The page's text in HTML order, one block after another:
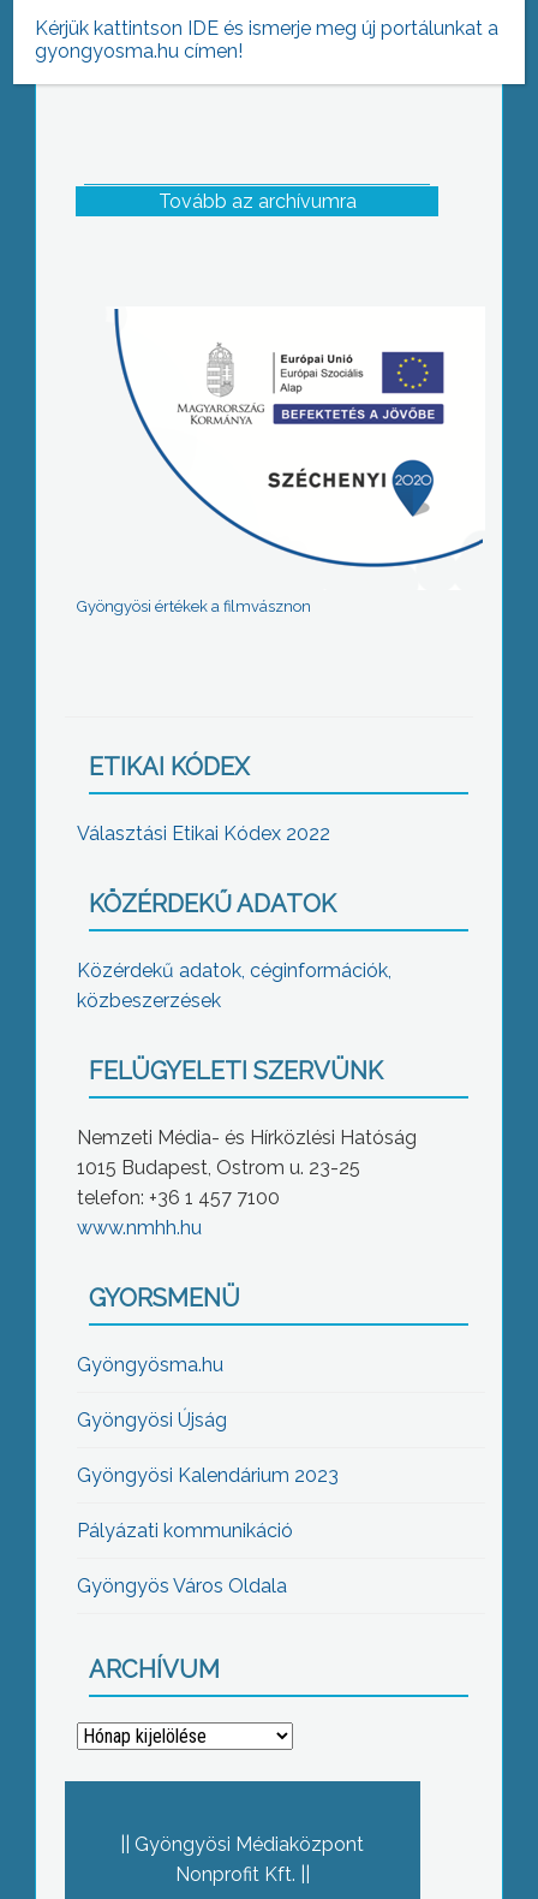
Tovább az archívumra
Gyöngyösi értékek a filmvásznon
ETIKAI KÓDEX
Választási Etikai Kódex 2022
KÖZÉRDEKŰ ADATOK
Közérdekű adatok, céginformációk,
közbeszerzések
FELÜGYELETI SZERVÜNK
Nemzeti Média- és Hírközlési Hatóság
1015 Budapest, Ostrom u. 23-25
telefon: +36 1 457 7100
www.nmhh.hu
GYORSMENÜ
Gyöngyösma.hu
Gyöngyösi Újság
Gyöngyösi Kalendárium 2023
Pályázati kommunikáció
Gyöngyös Város Oldala
ARCHÍVUM
Archívum
Gyöngyösi Médiaközpont
Nonprofit Kft.
Kérjük kattintson IDE és ismerje meg új portálunkat a
gyongyosma.hu címen!